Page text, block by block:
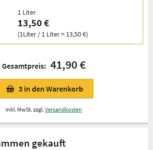
1 Liter
13,50 €
(1Liter / 1 Liter = 13,50 €)
Gesamtpreis: 41,90 €
3 in den Warenkorb
inkl. MwSt. zzgl. Versandkosten
gekauft